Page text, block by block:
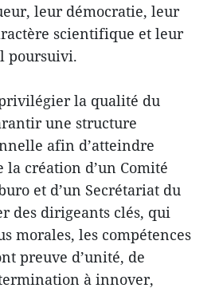
leur démocratie, leur
scientifique et leur
poursuivi.
la qualité du
une structure
afin d’atteindre
création d’un Comité
et d’un Secrétariat du
des dirigeants clés, qui
morales, les compétences
preuve d’unité, de
à innover,